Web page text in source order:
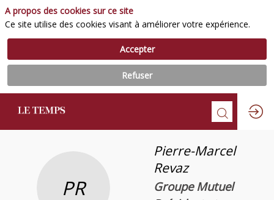
PR
Pierre-Marcel
Revaz
Groupe Mutuel
A propos des cookies sur ce site
Ce site utilise des cookies visant à améliorer votre expérience.
Accepter
Refuser